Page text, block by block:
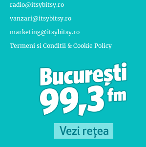
radio@itsybitsy.ro
vanzari@itsybitsy.ro
marketing@itsybitsy.ro
Termeni si Conditii & Cookie Policy